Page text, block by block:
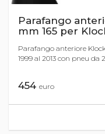
Parafango
mm 165 per
Parafango anteriore
1999 al 2013 con pneu da
454 euro